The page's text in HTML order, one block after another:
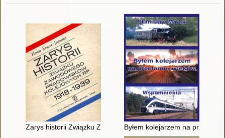
Zarys historii Związku Zawodowego Pracowników Kolejowych
Byłem kolejarzem na